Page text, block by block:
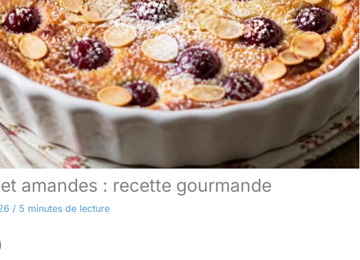
amandes : recette gourmande
/ 5 minutes de lecture